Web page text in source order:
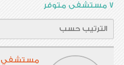
7 مستشفى متوفر
مستشفي